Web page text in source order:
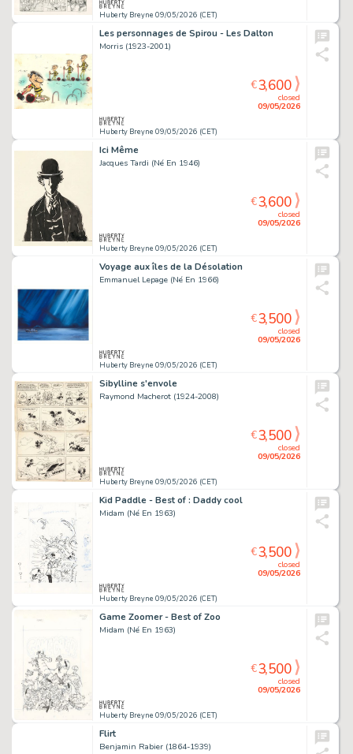
Huberty Breyne 09/05/2026 (CET)
Les personnages de Spirou - Les Dalton
Morris (1923-2001)
Huberty Breyne 09/05/2026 (CET)
closed
09/05/2026
€3,600
Ici Même
Jacques Tardi (Né En 1946)
Huberty Breyne 09/05/2026 (CET)
closed
09/05/2026
€3,600
Voyage aux îles de la Désolation
Emmanuel Lepage (Né En 1966)
Huberty Breyne 09/05/2026 (CET)
closed
09/05/2026
€3,500
Sibylline s'envole
Raymond Macherot (1924-2008)
Huberty Breyne 09/05/2026 (CET)
closed
09/05/2026
€3,500
Kid Paddle - Best of : Daddy cool
Midam (Né En 1963)
Huberty Breyne 09/05/2026 (CET)
closed
09/05/2026
€3,500
Game Zoomer - Best of Zoo
Midam (Né En 1963)
Huberty Breyne 09/05/2026 (CET)
closed
09/05/2026
€3,500
Flirt
Benjamin Rabier (1864-1939)